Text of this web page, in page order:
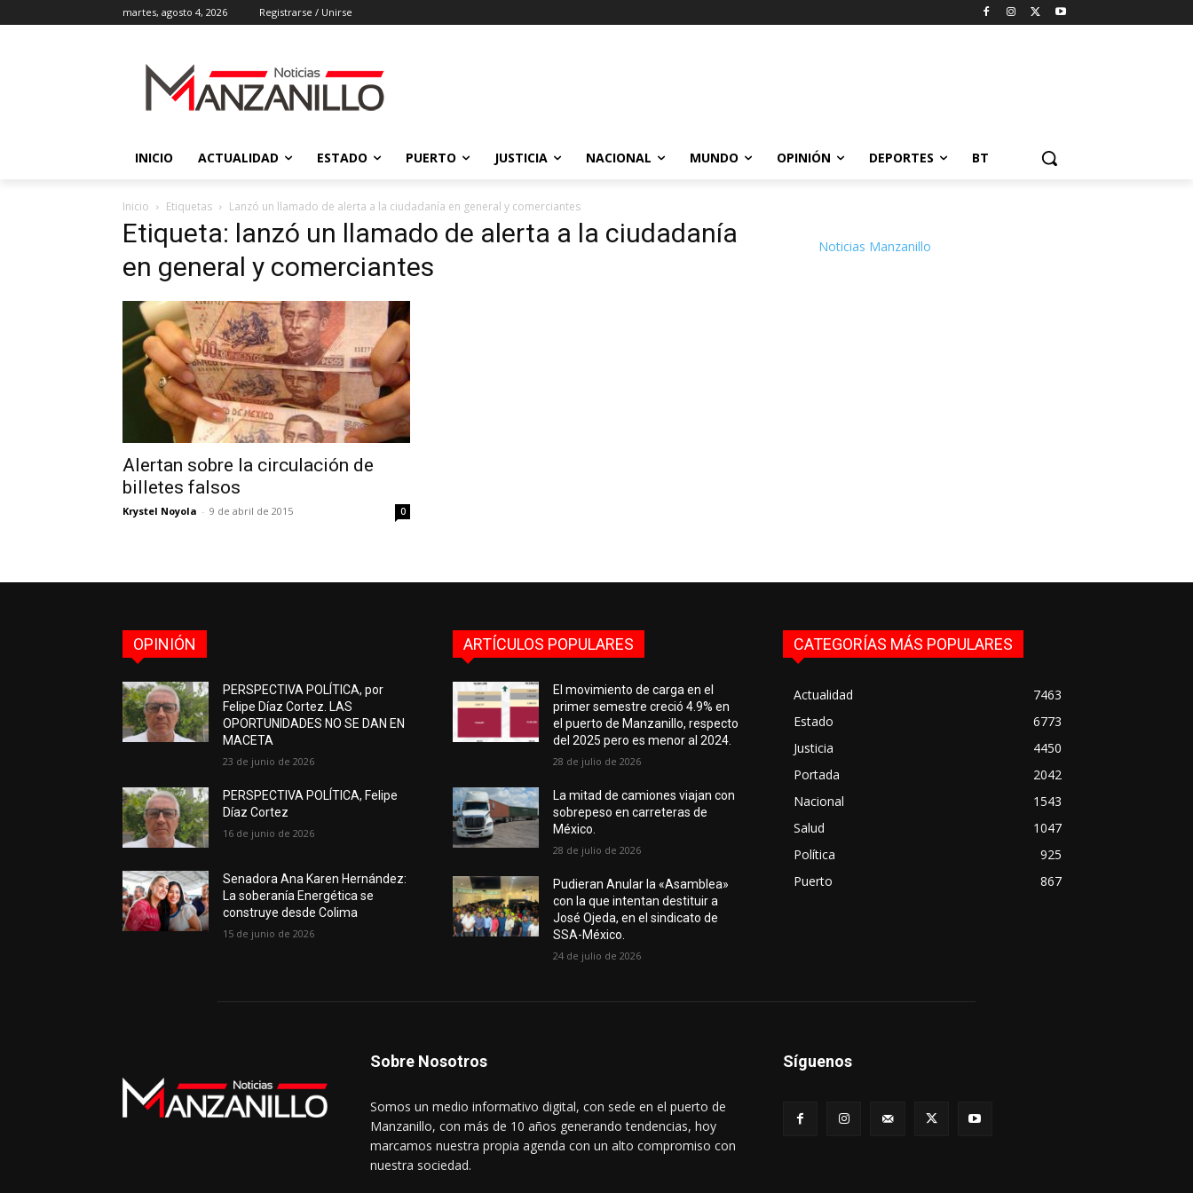
martes, agosto 4, 2026 Registrarse / Unirse
INICIO ACTUALIDAD ESTADO PUERTO JUSTICIA NACIONAL MUNDO OPINIÓN DEPORTES BT
Inicio Etiquetas Lanzó un llamado de alerta a la ciudadanía en general y comerciantes
Etiqueta: lanzó un llamado de alerta a la ciudadanía
en general y comerciantes
Alertan sobre la circulación de
billetes falsos
Krystel Noyola - 9 de abril de 2015 0
Noticias Manzanillo
OPINIÓN
PERSPECTIVA POLÍTICA, por
Felipe Díaz Cortez. LAS
OPORTUNIDADES NO SE DAN EN
MACETA
23 de junio de 2026
PERSPECTIVA POLÍTICA, Felipe
Díaz Cortez
16 de junio de 2026
Senadora Ana Karen Hernández:
La soberanía Energética se
construye desde Colima
15 de junio de 2026
ARTÍCULOS POPULARES
El movimiento de carga en el
primer semestre creció 4.9% en
el puerto de Manzanillo, respecto
del 2025 pero es menor al 2024.
28 de julio de 2026
La mitad de camiones viajan con
sobrepeso en carreteras de
México.
28 de julio de 2026
Pudieran Anular la «Asamblea»
con la que intentan destituir a
José Ojeda, en el sindicato de
SSA-México.
24 de julio de 2026
CATEGORÍAS MÁS POPULARES
Actualidad
7463
Estado
6773
Justicia
4450
Portada
2042
Nacional
1543
Salud
1047
Política
925
Puerto
867
Sobre Nosotros
Somos un medio informativo digital, con sede en el puerto de
Manzanillo, con más de 10 años generando tendencias, hoy
marcamos nuestra propia agenda con un alto compromiso con
nuestra sociedad.
Síguenos